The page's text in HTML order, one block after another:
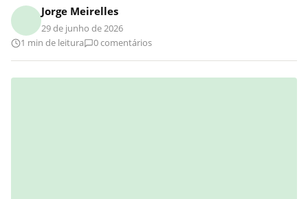
Jorge Meirelles
29 de junho de 2026
1 min de leitura
0 comentários